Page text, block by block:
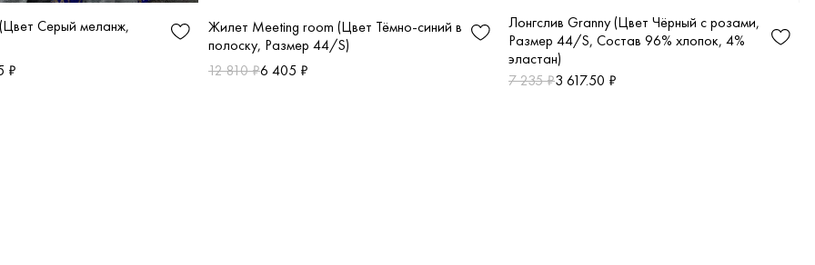
Серый меланж,
₽
Жилет Meeting room (Цвет Тёмно-синий в
полоску, Размер 44/S)
12 810 ₽6 405 ₽
Лонгслив Granny (Цвет Чёрный с розами,
Размер 44/S, Состав 96% хлопок, 4%
эластан)
7 235 ₽3 617.50 ₽